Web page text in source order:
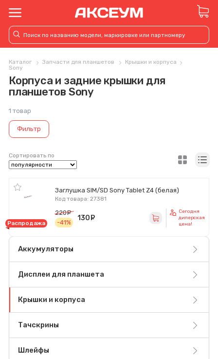
Каталог Запчасти для планшетов
Крышки и корпуса
Sony
Корпуса и задние крышки для
планшетов Sony
1 товар
Фильтр
Сортировать по
Заглушка SIM/SD Sony Tablet Z4 (белая)
Код товара: 27381
Распродажа
220
-41%
130
Сегодня
дилерская
цена!
Аккумуляторы
Дисплеи для планшета
Крышки и корпуса
Тачскрины
Шлейфы